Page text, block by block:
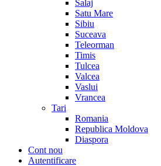
Salaj
Satu Mare
Sibiu
Suceava
Teleorman
Timis
Tulcea
Valcea
Vaslui
Vrancea
Tari
Romania
Republica Moldova
Diaspora
Cont nou
Autentificare